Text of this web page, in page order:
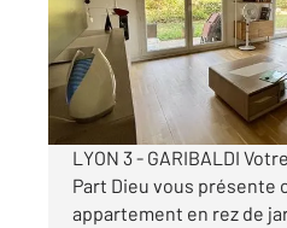
Appartement T2 à
249 000
Visiter le site dédié
LYON 3 - GARIBALDI
Part Dieu vous présente
appartement en rez de